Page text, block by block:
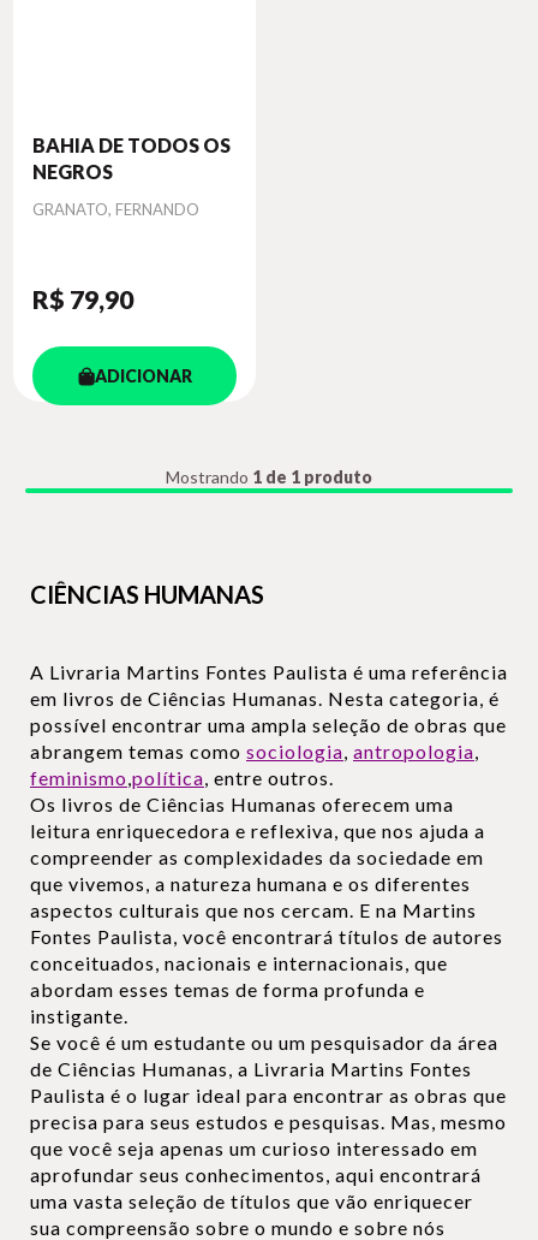
BAHIA DE TODOS OS
NEGROS
Autor
GRANATO, FERNANDO
R$ 79,90
ADICIONAR
Mostrando 1 de 1 produto
CIÊNCIAS HUMANAS
A Livraria Martins Fontes Paulista é uma referência
em livros de Ciências Humanas. Nesta categoria, é
possível encontrar uma ampla seleção de obras que
abrangem temas como sociologia, antropologia,
feminismo,política, entre outros.
Os livros de Ciências Humanas oferecem uma
leitura enriquecedora e reflexiva, que nos ajuda a
compreender as complexidades da sociedade em
que vivemos, a natureza humana e os diferentes
aspectos culturais que nos cercam. E na Martins
Fontes Paulista, você encontrará títulos de autores
conceituados, nacionais e internacionais, que
abordam esses temas de forma profunda e
instigante.
Se você é um estudante ou um pesquisador da área
de Ciências Humanas, a Livraria Martins Fontes
Paulista é o lugar ideal para encontrar as obras que
precisa para seus estudos e pesquisas. Mas, mesmo
que você seja apenas um curioso interessado em
aprofundar seus conhecimentos, aqui encontrará
uma vasta seleção de títulos que vão enriquecer
sua compreensão sobre o mundo e sobre nós